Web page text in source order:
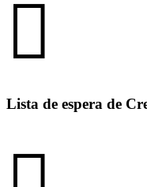
Lista de espera de